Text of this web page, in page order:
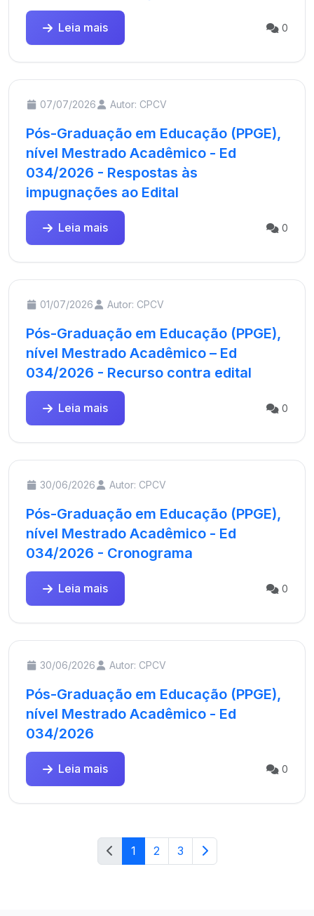
Leia mais 0
07/07/2026 Autor: CPCV
Pós-Graduação em Educação (PPGE),
nível Mestrado Acadêmico - Ed
034/2026 - Respostas às
impugnações ao Edital
Leia mais 0
01/07/2026 Autor: CPCV
Pós-Graduação em Educação (PPGE),
nível Mestrado Acadêmico – Ed
034/2026 - Recurso contra edital
Leia mais 0
30/06/2026 Autor: CPCV
Pós-Graduação em Educação (PPGE),
nível Mestrado Acadêmico - Ed
034/2026 - Cronograma
Leia mais 0
30/06/2026 Autor: CPCV
Pós-Graduação em Educação (PPGE),
nível Mestrado Acadêmico - Ed
034/2026
Leia mais 0
1 2 3